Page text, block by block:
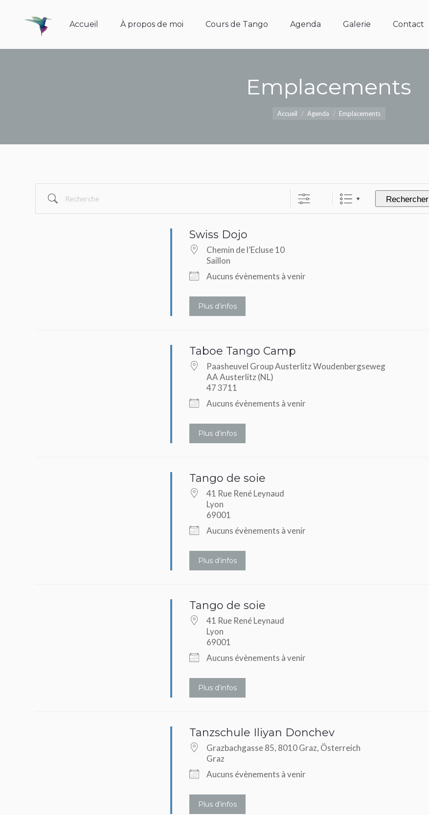
Accueil À propos de moi Cours de Tango Agenda Galerie Contact
Emplacements
Accueil Agenda Emplacements
Recherche Rechercher
Swiss Dojo
Chemin de l’Ecluse 10
Saillon
Aucuns évènements à venir
Plus d’infos
Taboe Tango Camp
Paasheuvel Group Austerlitz Woudenbergseweg
AA Austerlitz (NL)
47 3711
Aucuns évènements à venir
Plus d’infos
Tango de soie
41 Rue René Leynaud
Lyon
69001
Aucuns évènements à venir
Plus d’infos
Tango de soie
41 Rue René Leynaud
Lyon
69001
Aucuns évènements à venir
Plus d’infos
Tanzschule Iliyan Donchev
Grazbachgasse 85, 8010 Graz, Österreich
Graz
Aucuns évènements à venir
Plus d’infos